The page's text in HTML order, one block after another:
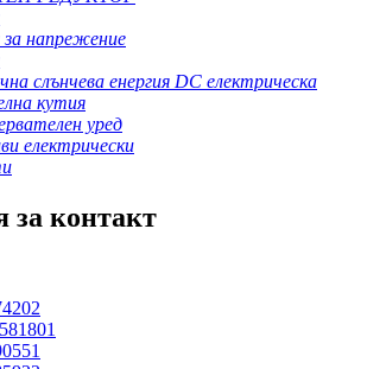
напрежение
слънчева енергия DC електрическа
кутия
уред
електрически
контакт